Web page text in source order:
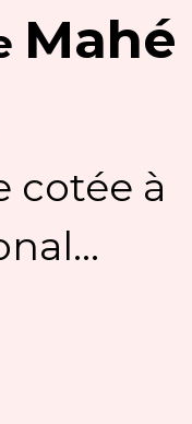
Mahé
cotée à